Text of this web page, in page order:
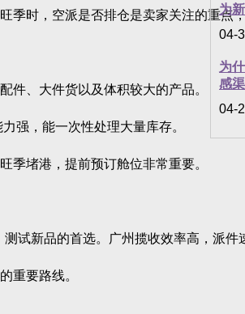
为
04-
为
感
04-
时，空派是否排仓是卖家关注的重点，
、大件货以及体积较大的产品。
强，能一次性处理大量库存。
堵港，提前预订舱位非常重要。
新品的首选。广州揽收效率高，派件
重要路线。